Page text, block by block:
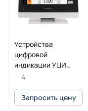
Устройства
цифровой
индикации УЦИ
POSITIP 8016
4
Запросить цену